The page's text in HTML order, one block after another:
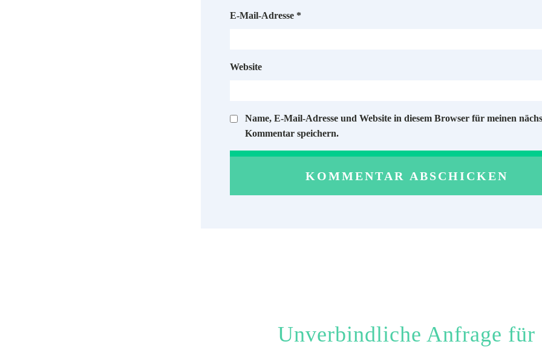
E-Mail-Adresse *
Website
Name, E-Mail-Adresse und Website in diesem Browser für meinen
Kommentar speichern.
Unverbindliche Anfrage für